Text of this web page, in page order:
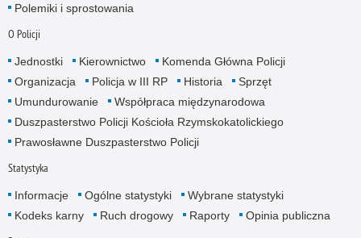
Polemiki i sprostowania
O Policji
Jednostki Kierownictwo
Komenda Główna Policji
Organizacja
Policja w III RP Historia
Sprzęt
Umundurowanie
Współpraca międzynarodowa
Duszpasterstwo Policji Kościoła Rzymskokatolickiego
Prawosławne Duszpasterstwo Policji
Statystyka
Informacje Ogólne statystyki
Wybrane statystyki
Kodeks karny
Ruch drogowy Raporty Opinia publiczna